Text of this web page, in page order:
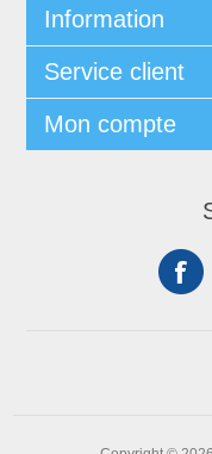
Information
Service client
Mon compte